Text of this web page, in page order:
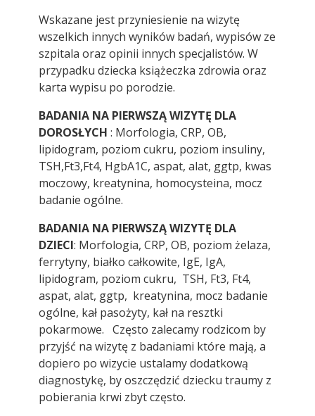
Wskazane jest przyniesienie na wizytę
wszelkich innych wyników badań, wypisów ze
szpitala oraz opinii innych specjalistów. W
przypadku dziecka książeczka zdrowia oraz
karta wypisu po porodzie.
BADANIA NA PIERWSZĄ WIZYTĘ DLA
DOROSŁYCH : Morfologia, CRP, OB,
lipidogram, poziom cukru, poziom insuliny,
TSH,Ft3,Ft4, HgbA1C, aspat, alat, ggtp, kwas
moczowy, kreatynina, homocysteina, mocz
badanie ogólne.
BADANIA NA PIERWSZĄ WIZYTĘ DLA
DZIECI: Morfologia, CRP, OB, poziom żelaza,
ferrytyny, białko całkowite, IgE, IgA,
lipidogram, poziom cukru, TSH, Ft3, Ft4,
aspat, alat, ggtp, kreatynina, mocz badanie
ogólne, kał pasożyty, kał na resztki
pokarmowe. Często zalecamy rodzicom by
przyjść na wizytę z badaniami które mają, a
dopiero po wizycie ustalamy dodatkową
diagnostykę, by oszczędzić dziecku traumy z
pobierania krwi zbyt często.